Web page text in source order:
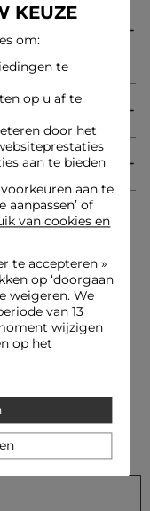
zijn verfijnde
verfijnde stijl. De
vrouwelijke toets.
voor een afwerking
vochtige zachte
evenals het gebruik
voor dit
#1
KEUZE
om:
te
op u af te
door het
aan te bieden
aan te
aanpassen’ of
van cookies en
te accepteren»
op ‘doorgaan
weigeren. We
van 13
wijzigen
op het